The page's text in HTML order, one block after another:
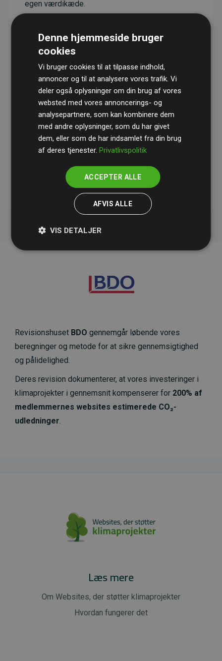
egen værdikæde.
reducerende effekt, som i gennemsnit svarer til
dobbelt så meget CO₂ som den estimerede
Alle projekter er verificeret gennem Gold
Standard– en international ordning, der sikrer høj
kvalitet og gennemsigtighed i klimainvesteringer.
Du kan læse mere om de konkrete projekter
initiativet Websites, der støtter klimaprojekter
Revisionshuset BDO gennemgår løbende vores
beregninger og metode for at sikre gennemsigtighed
og pålidelighed.
Deres revision dokumenterer, at vores investeringer i
klimaprojekter i gennemsnit kompenserer for 200% af
medlemmernes websites estimerede CO₂-
udledninger.
Læs mere
Om Websites, der støtter klimaprojekter
Hvordan fungerer det
Denne hjemmeside bruger
cookies
Vi bruger cookies til at tilpasse indhold,
annoncer og til at analysere vores trafik. Vi
deler også oplysninger om din brug af vores
websted med vores annoncerings- og
analysepartnere, som kan kombinere dem
med andre oplysninger, som du har givet
dem, eller som de har indsamlet fra din brug
af deres tjenester.Privatlivspolitik
ACCEPTER ALLE
AFVIS ALLE
VIS DETALJER